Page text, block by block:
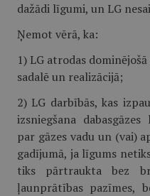
dažādi līgumi, un LG
Ņemot vērā, ka:
1) LG atrodas
sadalē un realizācijā;
2) LG darbībās, kas
izsniegšana
par gāzes vadu un (vai)
gadījumā, ja līgums
tiks pārtraukta bez
ļaunprātības pazīmes,